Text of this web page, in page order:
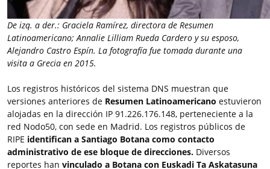
De izq. a der.: Graciela Ramírez, directora de Resumen
Latinoamericano; Annalie Lilliam Rueda Cardero y su esposo,
Alejandro Castro Espín. La fotografía fue tomada durante una
visita a Grecia en 2015.
Los registros históricos del sistema DNS muestran que
versiones anteriores de Resumen Latinoamericano estuvieron
alojadas en la dirección IP 91.226.176.148, perteneciente a la
red Nodo50, con sede en Madrid. Los registros públicos de
RIPE identifican a Santiago Botana como contacto
administrativo de ese bloque de direcciones. Diversos
reportes han vinculado a Botana con Euskadi Ta Askatasuna